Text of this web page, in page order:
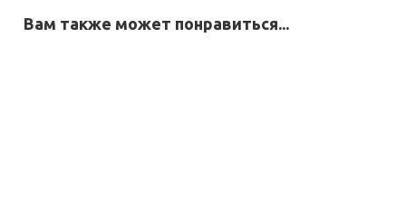
Вам также может понравиться...